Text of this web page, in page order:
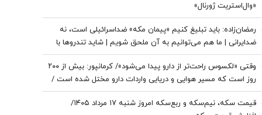
«وال‌استریت ژورنال»
رمضان‌زاده: باید تبلیغ کنیم «پیمان مکه» ضداسرائیلی است، نه
ضدایرانی | ما هم می‌توانیم به آن ملحق شویم | شاید تندروها با
حضور ایران در این پیمان مخالفت کنند اما...
وقتی «لکسوس راحت‌تر از دارو پیدا می‌شود»/ کرمانپور: بیش از ۲۰۰
روز است که مسیر هوایی و دریایی واردات دارو مختل شده است /
نخستین قربانی هر جنگ، سلامت مردم است
قیمت سکه، نیم‌سکه و ربع‌سکه امروز شنبه ۱۷ مرداد ۱۴۰۵/